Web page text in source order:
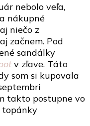
nebolo veľa,
nákupné
niečo z
začnem. Pod
sandálky
v zľave. Táto
som si kupovala
takto postupne vo
topánky